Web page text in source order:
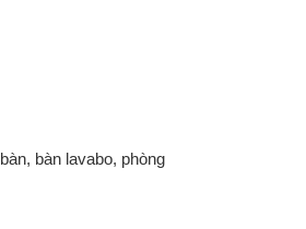
bàn lavabo, phòng